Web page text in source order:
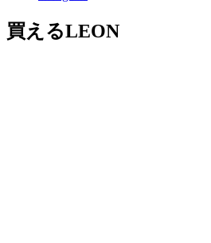
買えるLEON